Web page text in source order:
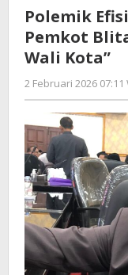
Polemik
Pemkot
Wali Kota”
2 Februari 2026 07:11